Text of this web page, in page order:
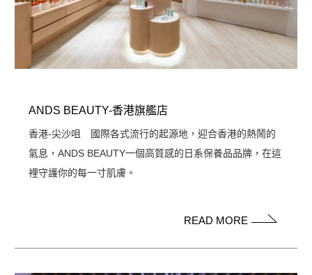
ANDS BEAUTY-香港旗艦店
香港-尖沙咀 國際各式流行的起源地，迎合香港的熱鬧的
氣息，ANDS BEAUTY一個高質感的日系保養品品牌，在這
裡守護你的每一寸肌膚。
READ MORE